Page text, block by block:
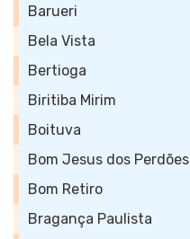
Barueri
Bela Vista
Bertioga
Biritiba Mirim
Boituva
Bom Jesus dos Perdões
Bom Retiro
Bragança Paulista